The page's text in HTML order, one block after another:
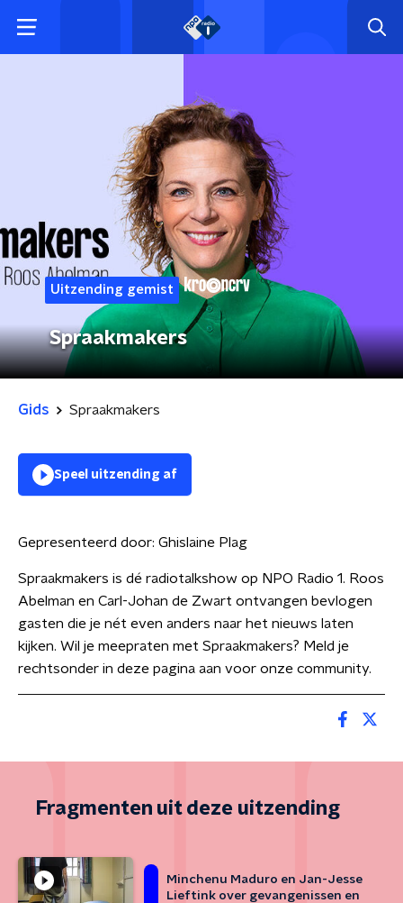
Uitzending gemist
Spraakmakers
Gids Spraakmakers
Speel uitzending af
Gepresenteerd door: Ghislaine Plag
Spraakmakers is dé radiotalkshow op NPO Radio 1. Roos
Abelman en Carl-Johan de Zwart ontvangen bevlogen
gasten die je nét even anders naar het nieuws laten
kijken. Wil je meepraten met Spraakmakers? Meld je
rechtsonder in deze pagina aan voor onze community.
Fragmenten uit deze uitzending
Minchenu Maduro en Jan-Jesse
Lieftink over gevangenissen en